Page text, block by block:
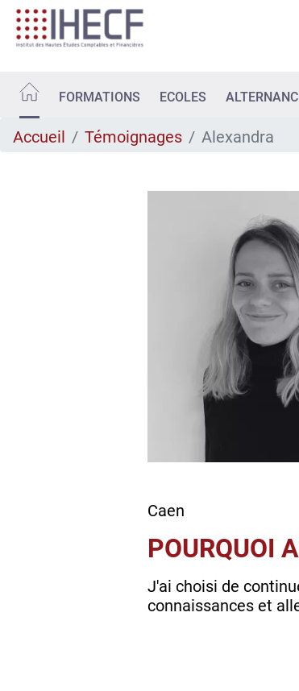
Aller
contenu
FORMATIONS ECOLES
Accueil Témoignages Alexandra
Caen
POURQUOI
J'ai choisi de
connaissances et